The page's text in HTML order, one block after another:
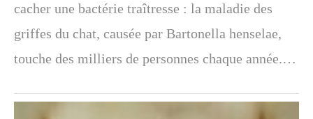
cacher une bactérie traîtresse : la maladie des
griffes du chat, causée par Bartonella henselae,
touche des milliers de personnes chaque année.…